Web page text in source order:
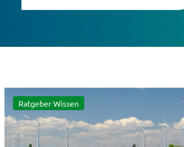
Ratgeber Wissen